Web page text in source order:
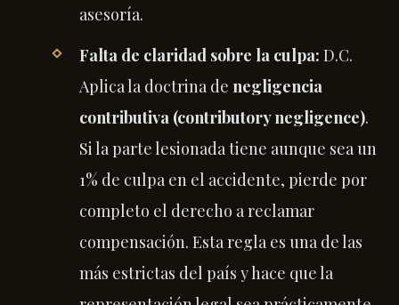
asesoría.
Falta de claridad sobre la culpa: D.C.
Aplica la doctrina de negligencia
contributiva (contributory negligence).
Si la parte lesionada tiene aunque sea un
1% de culpa en el accidente, pierde por
completo el derecho a reclamar
compensación. Esta regla es una de las
más estrictas del país y hace que la